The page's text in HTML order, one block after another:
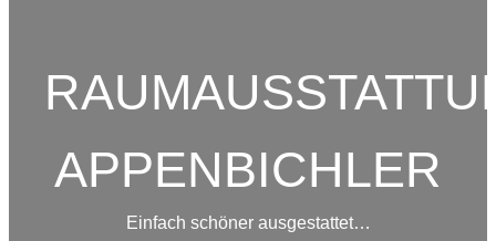
APPENBICHLER
Einfach schöner ausgestattet…